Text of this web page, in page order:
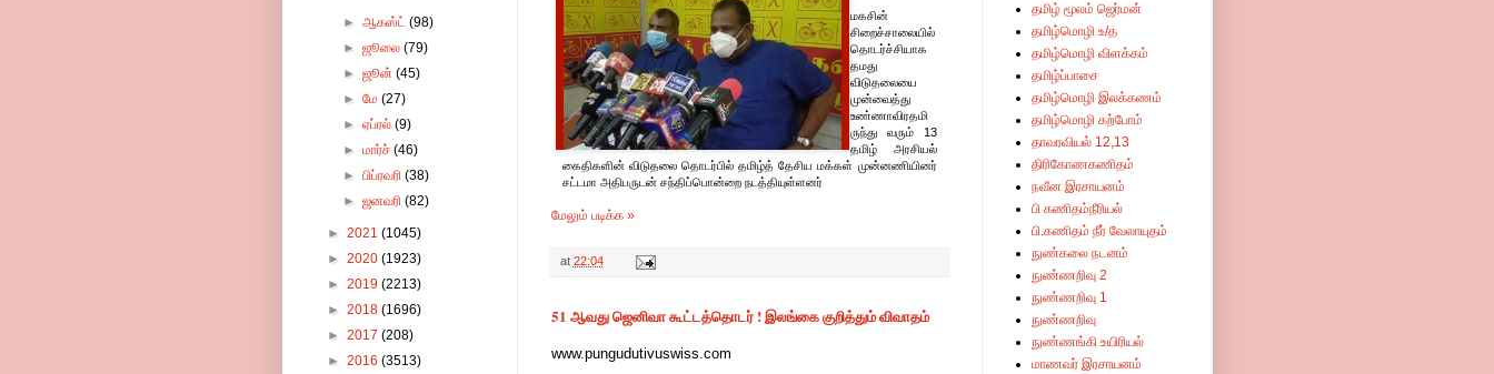
மகசின்
சிறைச்சாலையில்
தொடர்ச்சியாக
தமது
விடுதலையை
முன்வைத்து
உண்ணாவிரதமி
ருந்து வரும் 13
தமிழ் அரசியல்
கைதிகளின் விடுதலை தொடர்பில் தமிழ்த் தேசிய மக்கள் முன்னணியினர்
சட்டமா அதிபருடன் சந்திப்பொன்றை நடத்தியுள்ளனர்
மேலும் படிக்க »
at 22:04
51 ஆவது ஜெனிவா கூட்டத்தொடர் ! இலங்கை குறித்தும் விவாதம்
www.pungudutivuswiss.com
► ஆகஸ்ட் (98)
► ஜூலை (79)
► ஜூன் (45)
► மே (27)
► ஏப்ரல் (9)
► மார்ச் (46)
► பிப்ரவரி (38)
► ஜனவரி (82)
► 2021 (1045)
► 2020 (1923)
► 2019 (2213)
► 2018 (1696)
► 2017 (208)
► 2016 (3513)
தமிழ் மூலம் ஜெர்மன்
தமிழ்மொழி உ/த
தமிழ்மொழி விளக்கம்
தமிழ்ப்பாசை
தமிழ்மொழி இலக்கணம்
தமிழ்மொழி கற்போம்
தாவரவியல் 12,13
திரிகோணகணிதம்
நவீன இரசாயனம்
பி கணிதம்நீரியல்
பி.கணிதம் நீர் வேலாயுதம்
நுண்கலை நடனம்
நுண்ணறிவு 2
நுண்ணறிவு 1
நுண்ணறிவு
நுண்ணங்கி உயிரியல்
மாணவர் இரசாயனம்